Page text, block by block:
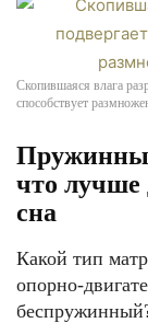
Скопившаяся влага
способствует
что лучше
сна
Какой тип
опорно-